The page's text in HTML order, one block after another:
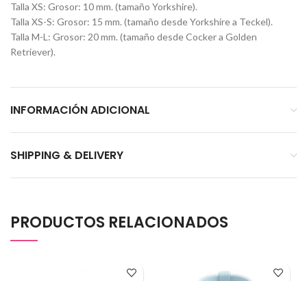
Talla XS: Grosor: 10 mm. (tamaño Yorkshire).
Talla XS-S: Grosor: 15 mm. (tamaño desde Yorkshire a Teckel).
Talla M-L: Grosor: 20 mm. (tamaño desde Cocker a Golden
Retriever).
INFORMACIÓN ADICIONAL
SHIPPING & DELIVERY
PRODUCTOS RELACIONADOS